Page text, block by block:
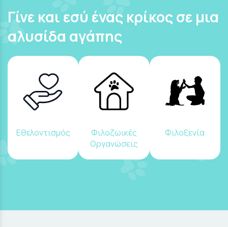
Γίνε και εσύ ένας κρίκος σε μια
αλυσίδα αγάπης
Εθελοντισμός
Φιλοζωικές
Οργανώσεις
Φιλοξενία